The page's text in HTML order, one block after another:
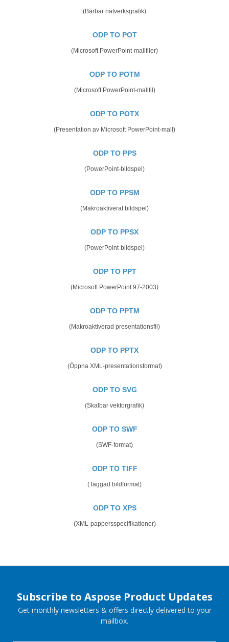
(Bärbar nätverksgrafik)
ODP TO POT
(Microsoft PowerPoint-mallfiler)
ODP TO POTM
(Microsoft PowerPoint-mallfil)
ODP TO POTX
(Presentation av Microsoft PowerPoint-mall)
ODP TO PPS
(PowerPoint-bildspel)
ODP TO PPSM
(Makroaktiverat bildspel)
ODP TO PPSX
(PowerPoint-bildspel)
ODP TO PPT
(Microsoft PowerPoint 97-2003)
ODP TO PPTM
(Makroaktiverad presentationsfil)
ODP TO PPTX
(Öppna XML-presentationsformat)
ODP TO SVG
(Skalbar vektorgrafik)
ODP TO SWF
(SWF-format)
ODP TO TIFF
(Taggad bildformat)
ODP TO XPS
(XML-pappersspecifikationer)
Subscribe to Aspose Product Updates
Get monthly newsletters & offers directly delivered to your
mailbox.